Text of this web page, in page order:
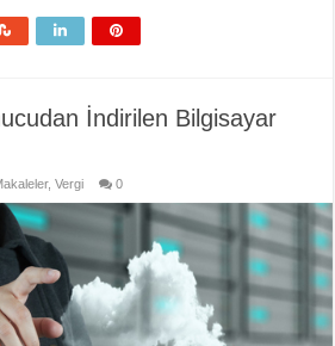
İndirilen Bilgisayar
,Vergi 0